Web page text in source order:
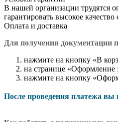
В нашей организации трудятся
гарантировать высокое
Оплата и доставка
Для получения документации
нажмите на кнопку «В
на странице «Оформление
нажмите на кнопку
После проведения платежа вы